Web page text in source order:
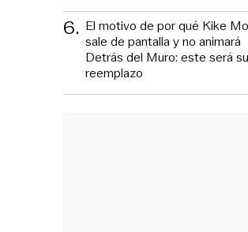
6. El motivo de por qué Kike
sale de pantalla y no animará
Detrás del Muro: este será su
reemplazo